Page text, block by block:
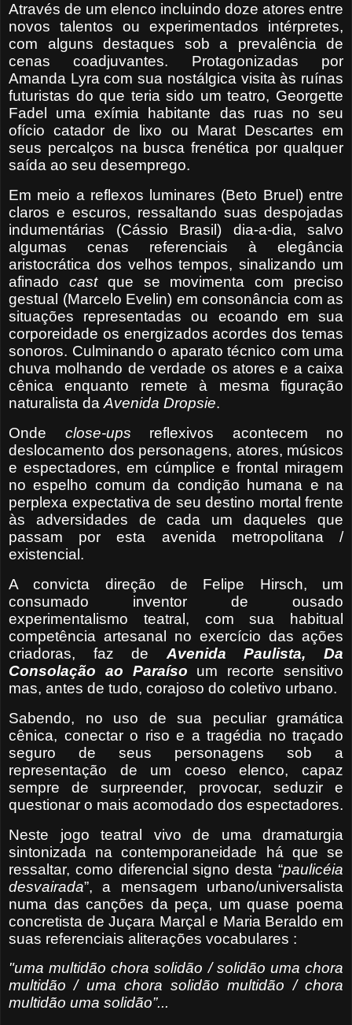
Através de um elenco incluindo doze atores entre
novos talentos ou experimentados intérpretes,
com alguns destaques sob a prevalência de
cenas coadjuvantes. Protagonizadas por
Amanda Lyra com sua nostálgica visita às ruínas
futuristas do que teria sido um teatro, Georgette
Fadel uma exímia habitante das ruas no seu
ofício catador de lixo ou Marat Descartes em
seus percalços na busca frenética por qualquer
saída ao seu desemprego.
Em meio a reflexos luminares (Beto Bruel) entre
claros e escuros, ressaltando suas despojadas
indumentárias (Cássio Brasil) dia-a-dia, salvo
algumas cenas referenciais à elegância
aristocrática dos velhos tempos, sinalizando um
afinado castque se movimenta com preciso
gestual (Marcelo Evelin) em consonância com as
situações representadas ou ecoando em sua
corporeidade os energizados acordes dos temas
sonoros. Culminando o aparato técnico com uma
chuva molhando de verdade os atores e a caixa
cênica enquanto remete à mesma figuração
naturalista daAvenida Dropsie.
Onde close-ups reflexivos acontecem no
deslocamento dos personagens, atores, músicos
e espectadores, em cúmplice e frontal miragem
no espelho comum da condição humana e na
perplexa expectativa de seu destino mortal frente
às adversidades de cada um daqueles que
passam por esta avenida metropolitana /
existencial.
A convicta direção de Felipe Hirsch, um
consumado inventor de ousado
experimentalismo teatral, com sua habitual
competência artesanal no exercício das ações
criadoras, faz de Avenida Paulista, Da
Consolação ao Paraíso um recorte sensitivo
mas, antes de tudo, corajoso do coletivo urbano.
Sabendo, no uso de sua peculiar gramática
cênica, conectar o riso e a tragédia no traçado
seguro de seus personagens sob a
representação de um coeso elenco, capaz
sempre de surpreender, provocar, seduzir e
questionar o mais acomodado dos espectadores.
Neste jogo teatral vivo de uma dramaturgia
sintonizada na contemporaneidade há que se
ressaltar, como diferencial signo desta “paulicéia
desvairada”, a mensagem urbano/universalista
numa das canções da peça, um quase poema
concretista de Juçara Marçal e Maria Beraldo em
suas referenciais aliterações vocabulares :
"uma multidão chora solidão / solidão uma chora
multidão / uma chora solidão multidão / chora
multidão uma solidão”...